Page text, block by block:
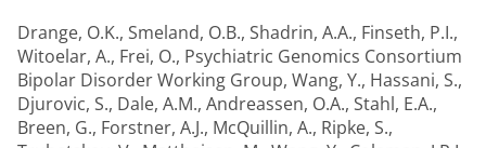
Drange, O.K., Smeland, O.B., Shadrin, A.A., Finseth, P.I.,
Witoelar, A., Frei, O., Psychiatric Genomics Consortium
Bipolar Disorder Working Group, Wang, Y., Hassani, S.,
Djurovic, S., Dale, A.M., Andreassen, O.A., Stahl, E.A.,
Breen, G., Forstner, A.J., McQuillin, A., Ripke, S.,